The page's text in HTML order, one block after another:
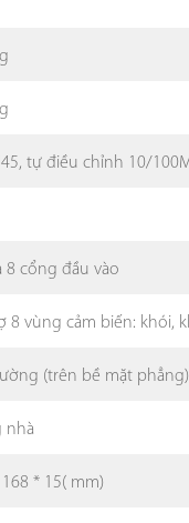
tự điều chỉnh 10/
8 cổng đầu vào
8 vùng cảm biến: khói,
(trên bề mặt phẳng)
nhà
* 15( mm)